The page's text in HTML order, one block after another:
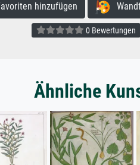
hinzufügen
0 Bewertungen
Ähnliche